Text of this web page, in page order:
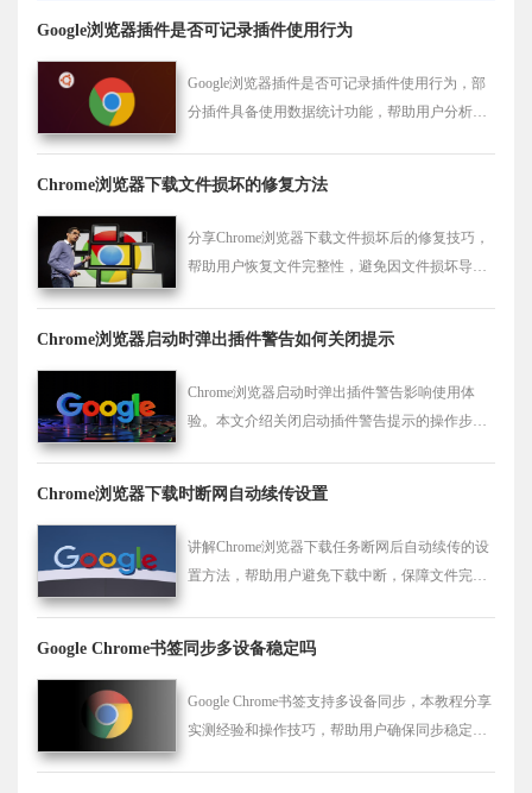
Google浏览器插件是否可记录插件使用行为
Google浏览器插件是否可记录插件使用行为，部
分插件具备使用数据统计功能，帮助用户分析插
Chrome浏览器下载文件损坏的修复方法
分享Chrome浏览器下载文件损坏后的修复技巧，
帮助用户恢复文件完整性，避免因文件损坏导致
Chrome浏览器启动时弹出插件警告如何关闭提示
Chrome浏览器启动时弹出插件警告影响使用体
验。本文介绍关闭启动插件警告提示的操作步
Chrome浏览器下载时断网自动续传设置
讲解Chrome浏览器下载任务断网后自动续传的设
置方法，帮助用户避免下载中断，保障文件完整
Google Chrome书签同步多设备稳定吗
Google Chrome书签支持多设备同步，本教程分享
实测经验和操作技巧，帮助用户确保同步稳定，